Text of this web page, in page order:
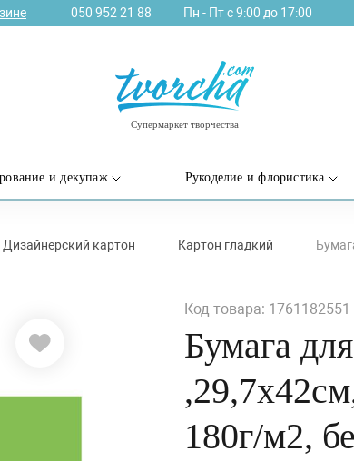
050 952 21 88 Пн - Пт с 9:00 до 17:00
Супермаркет творчества
и декупаж Рукоделие и флористика
Дизайнерский картон Картон гладкий
Код товара: 1761182551
Бумага
180г/м2,